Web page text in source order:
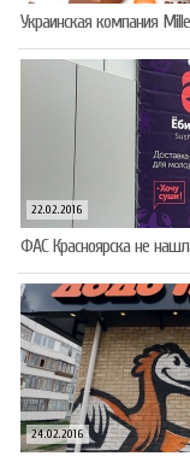
Украинская компания
22.02.2016
ФАС Красноярска не
24.02.2016